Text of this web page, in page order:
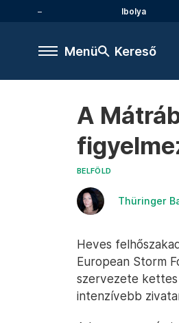
Ibolya
Menü Kereső
A
BELFÖLD
Thüringer
Heves
European Storm
szervezete
intenzívebb